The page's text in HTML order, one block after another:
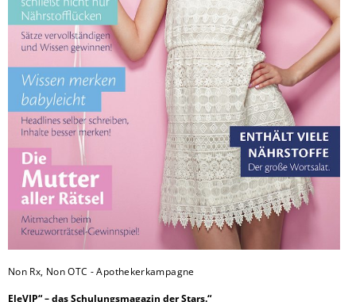
Non Rx, Non OTC - Apothekerkampagne
EleVIP“ – das Schulungsmagazin der Stars.“